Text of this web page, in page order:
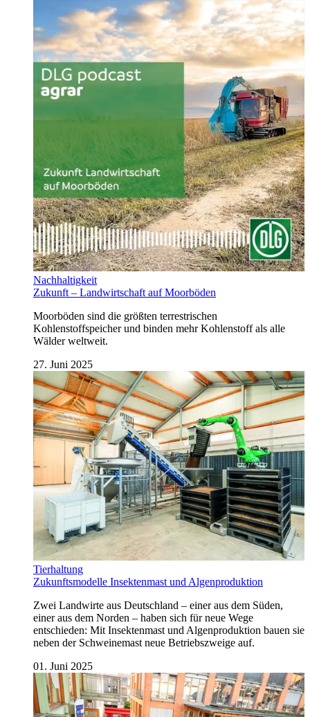
Nachhaltigkeit
Zukunft – Landwirtschaft auf Moorböden
Moorböden sind die größten terrestrischen
Kohlenstoffspeicher und binden mehr Kohlenstoff als alle
Wälder weltweit.
27. Juni 2025
Tierhaltung
Zukunftsmodelle Insektenmast und Algenproduktion
Zwei Landwirte aus Deutschland – einer aus dem Süden,
einer aus dem Norden – haben sich für neue Wege
entschieden: Mit Insektenmast und Algenproduktion bauen sie
neben der Schweinemast neue Betriebszweige auf.
01. Juni 2025